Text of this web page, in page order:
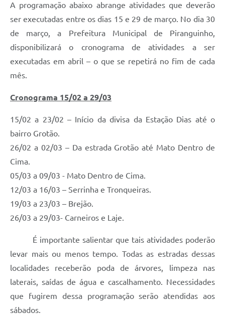
A programação abaixo abrange atividades que deverão
ser executadas entre os dias 15 e 29 de março. No dia 30
de março, a Prefeitura Municipal de Piranguinho,
disponibilizará o cronograma de atividades a ser
executadas em abril – o que se repetirá no fim de cada
mês.
Cronograma 15/02 a 29/03
15/02 a 23/02 – Início da divisa da Estação Dias até o
bairro Grotão.
26/02 a 02/03 – Da estrada Grotão até Mato Dentro de
Cima.
05/03 a 09/03 - Mato Dentro de Cima.
12/03 a 16/03 – Serrinha e Tronqueiras.
19/03 a 23/03 – Brejão.
26/03 a 29/03- Carneiros e Laje.
É importante salientar que tais atividades poderão
levar mais ou menos tempo. Todas as estradas dessas
localidades receberão poda de árvores, limpeza nas
laterais, saídas de água e cascalhamento. Necessidades
que fugirem dessa programação serão atendidas aos
sábados.